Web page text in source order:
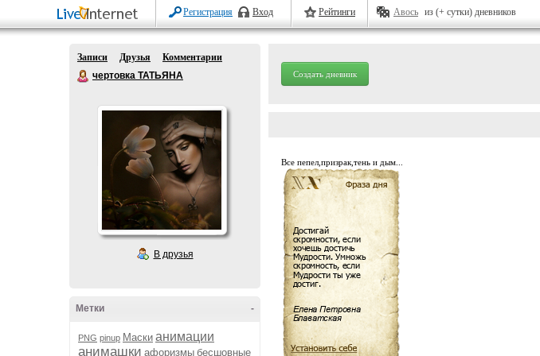
Регистрация Вход Рейтинги Авось из (+ сутки) дневников
Записи Друзья
Комментарии
чертовка ТАТЬЯНА
В друзья
-
Метки
PNG pinup Маски анимации
анимашки афоризмы бесшовные
Создать дневник
Все пепел,призрак,тень и дым...